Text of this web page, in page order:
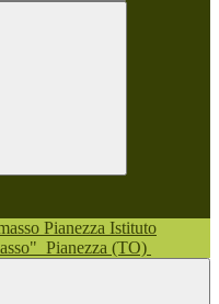
Istituto
Pianezza (TO)